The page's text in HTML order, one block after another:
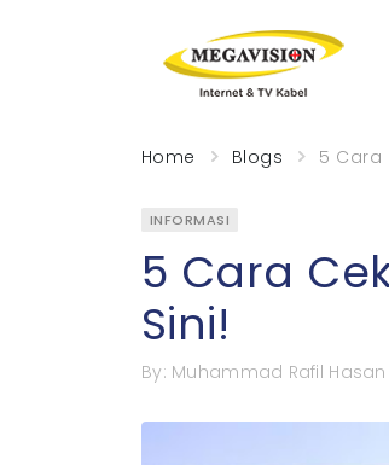
Home Blogs 5 Cara
INFORMASI
5 Cara
Sini!
By: Muhammad Rafil Hasan